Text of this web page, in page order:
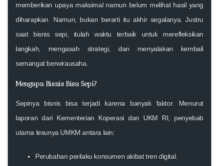
memberikan upaya maksimal namun belum melihat hasil yang
diharapkan. Namun, bukan berarti itu akhir segalanya. Justru
saat bisnis sepi, itulah waktu terbaik untuk merefleksikan
langkah, mengasah strategi, dan menyalakan kembali
semangat berwirausaha
Mengapa Bisnis Bisa Sepi?
Sepinya bisnis bisa terjadi karena banyak faktor. Menurut
laporan dari Kementerian Koperasi dan UKM RI , penyebab
utama lesunya UMKM antara lain:
Perubahan perilaku konsumen akibat tren digital.